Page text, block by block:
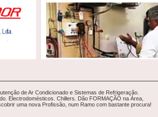
de Ar Condicionado e Sistemas de Refrigeração.
Electrodomésticos. Chillers. Dão FORMAÇÃO na Área,
uma nova Profissão, num Ramo com bastante procura!